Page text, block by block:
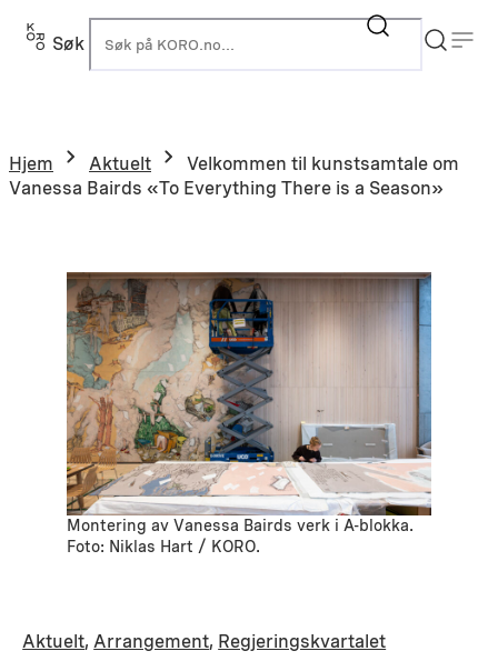
Hopp
Søk
Hjem Aktuelt
Velkommen til kunstsamtale om
Vanessa Bairds «To Everything There is a Season»
Montering av Vanessa Bairds verk i A-blokka.
Foto: Niklas Hart / KORO.
Aktuelt, Arrangement, Regjeringskvartalet